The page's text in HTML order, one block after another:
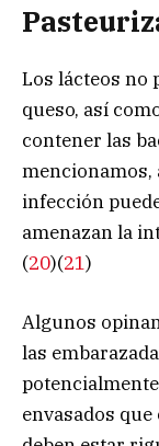
Los lácteos no
queso, así
contener las
mencionamos,
infección
amenazan la
(20)(21)
Algunos
las
envasados